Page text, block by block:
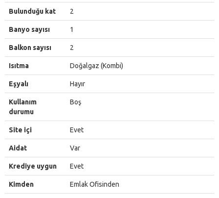
Bulunduğu kat 2
Banyo sayısı 1
Balkon sayısı 2
Isıtma Doğalgaz (Kombi)
Eşyalı Hayır
Kullanım
durumu
Boş
Site içi Evet
Aidat Var
Krediye uygun Evet
Kimden Emlak Ofisinden